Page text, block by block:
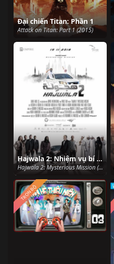
Đại chiến Titan: Phần 1
Attack on Titan: Part 1 (2015)
Hajwala 2: Nhiệm vụ bí ẩn
Hajwala 2: Mysterious Mission (2018)
TRỌN BỘ